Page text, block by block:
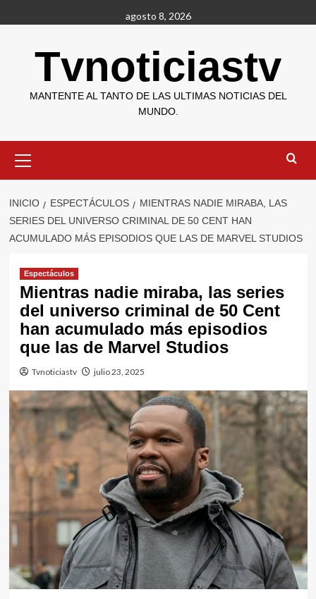
al
agosto 8, 2026
Tvnoticiastv
MANTENTE AL TANTO DE LAS ULTIMAS NOTICIAS DEL
MUNDO.
primario
INICIO ESPECTÁCULOS
MIENTRAS NADIE MIRABA, LAS
SERIES DEL UNIVERSO CRIMINAL DE 50 CENT HAN
ACUMULADO MÁS EPISODIOS QUE LAS DE MARVEL STUDIOS
Espectáculos
Mientras nadie miraba, las series
del universo criminal de 50 Cent
han acumulado más episodios
que las de Marvel Studios
Tvnoticiastv julio 23, 2025